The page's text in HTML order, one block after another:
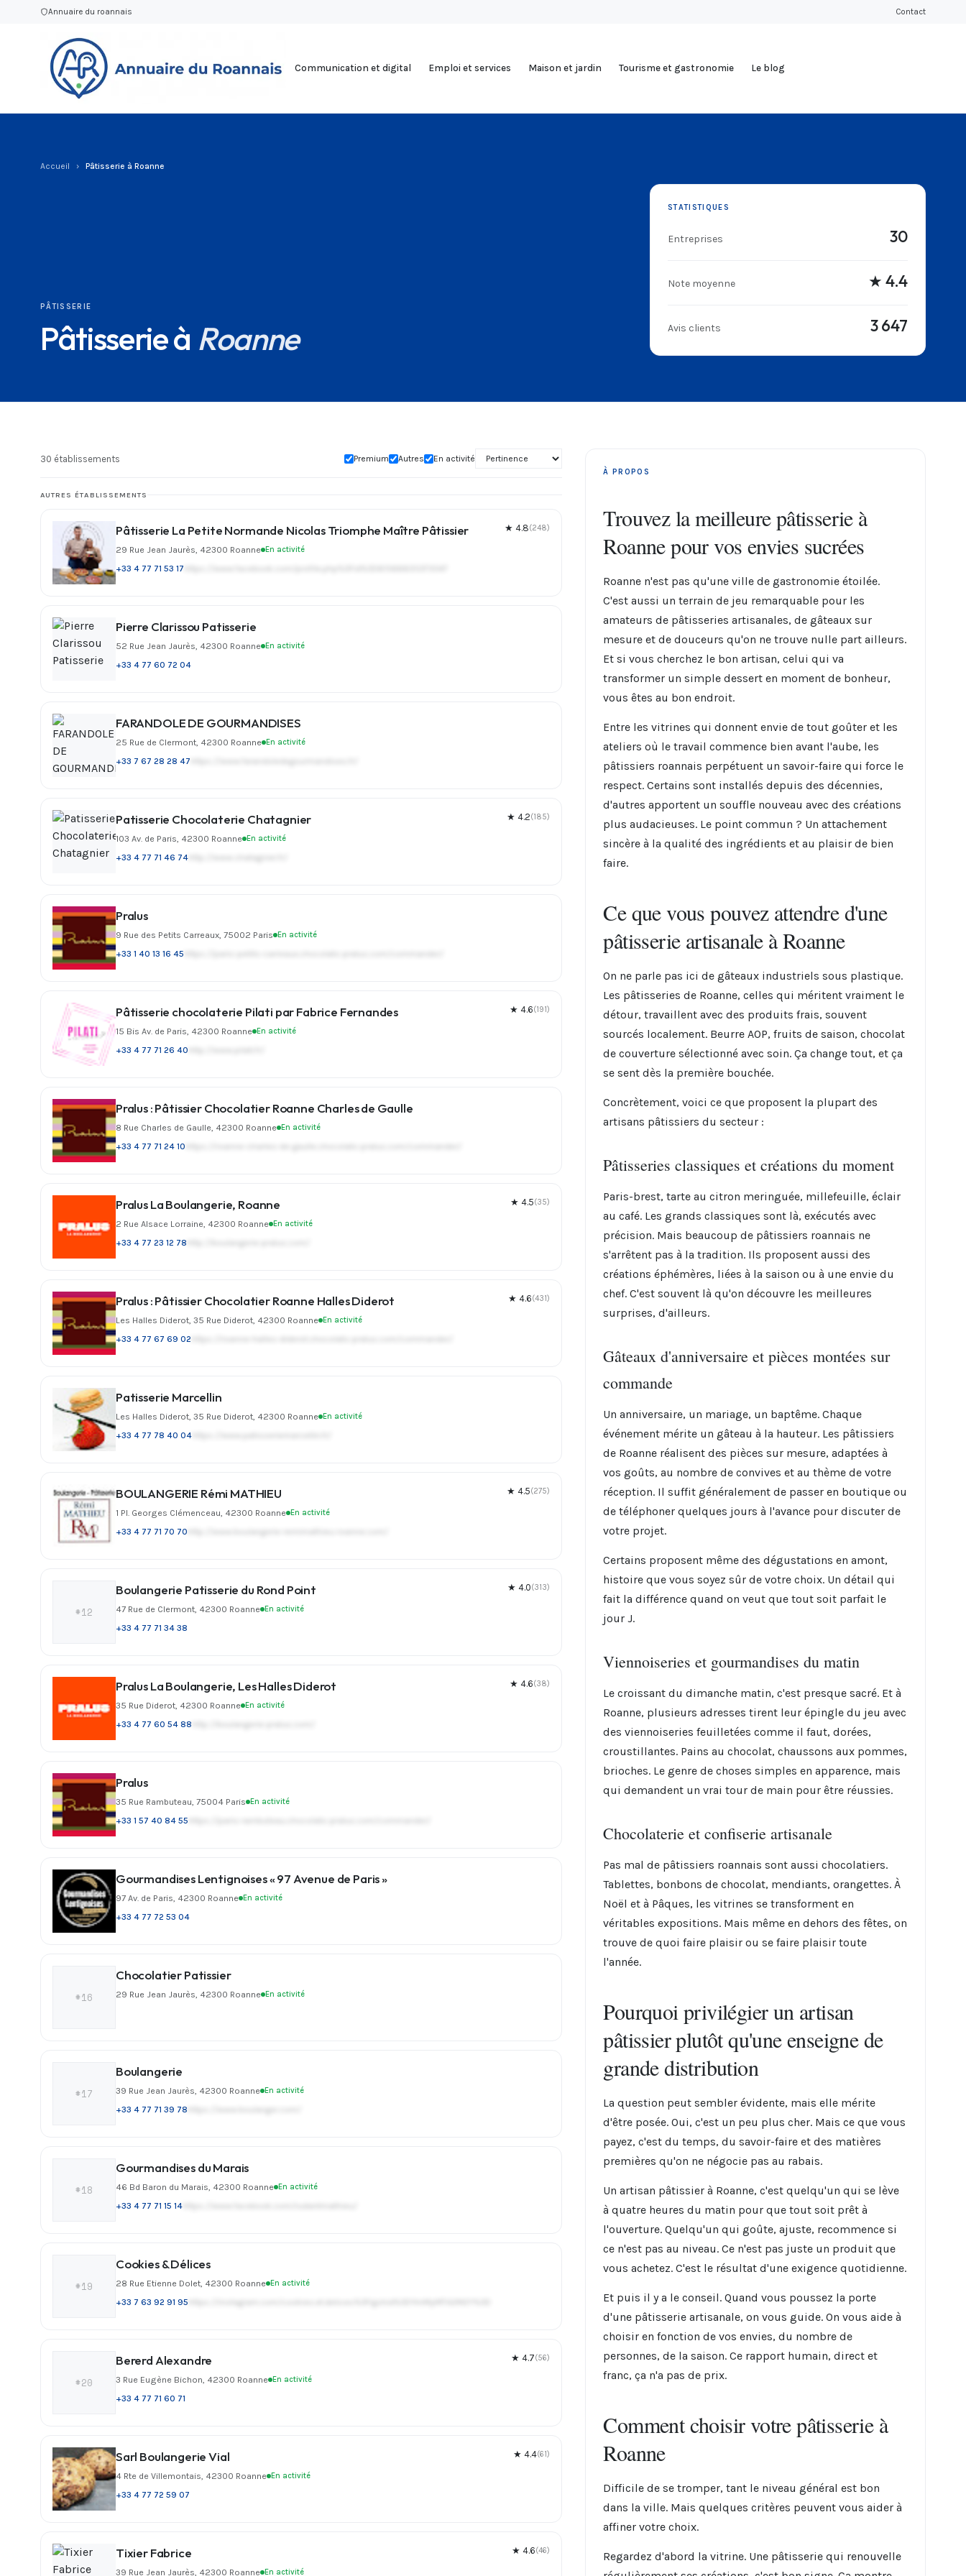
Annuaire du roannais Contact
Communication et digital Emploi et services Maison et jardin Tourisme et gastronomie Le blog
Accueil › Pâtisserie à Roanne
PÂTISSERIE
Pâtisserie à Roanne
STATISTIQUES
Entreprises 30
Note moyenne ★ 4.4
Avis clients 3 647
30 établissements Premium Autres En activité
AUTRES ÉTABLISSEMENTS
Pâtisserie La Petite Normande Nicolas Triomphe Maître Pâtissier
29 Rue Jean Jaurès, 42300 Roanne En activité
+33 4 77 71 53 17
★ 4.8(248)
Pierre Clarissou Patisserie
52 Rue Jean Jaurès, 42300 Roanne En activité
+33 4 77 60 72 04
FARANDOLE DE GOURMANDISES
25 Rue de Clermont, 42300 Roanne En activité
+33 7 67 28 28 47
Patisserie Chocolaterie Chatagnier
103 Av. de Paris, 42300 Roanne En activité
+33 4 77 71 46 74
★ 4.2(185)
Pralus
9 Rue des Petits Carreaux, 75002 Paris En activité
+33 1 40 13 16 45
Pâtisserie chocolaterie Pilati par Fabrice Fernandes
15 Bis Av. de Paris, 42300 Roanne En activité
+33 4 77 71 26 40
★ 4.6(191)
Pralus : Pâtissier Chocolatier Roanne Charles de Gaulle
8 Rue Charles de Gaulle, 42300 Roanne En activité
+33 4 77 71 24 10
Pralus La Boulangerie, Roanne
2 Rue Alsace Lorraine, 42300 Roanne En activité
+33 4 77 23 12 78
★ 4.5(35)
Pralus : Pâtissier Chocolatier Roanne Halles Diderot
Les Halles Diderot, 35 Rue Diderot, 42300 Roanne En activité
+33 4 77 67 69 02
★ 4.6(431)
Patisserie Marcellin
Les Halles Diderot, 35 Rue Diderot, 42300 Roanne En activité
+33 4 77 78 40 04
BOULANGERIE Rémi MATHIEU
1 Pl. Georges Clémenceau, 42300 Roanne En activité
+33 4 77 71 70 70
★ 4.5(275)
#12
Boulangerie Patisserie du Rond Point
47 Rue de Clermont, 42300 Roanne En activité
+33 4 77 71 34 38
★ 4.0(313)
Pralus La Boulangerie, Les Halles Diderot
35 Rue Diderot, 42300 Roanne En activité
+33 4 77 60 54 88
★ 4.6(38)
Pralus
35 Rue Rambuteau, 75004 Paris En activité
+33 1 57 40 84 55
Gourmandises Lentignoises « 97 Avenue de Paris »
97 Av. de Paris, 42300 Roanne En activité
+33 4 77 72 53 04
#16
Chocolatier Patissier
29 Rue Jean Jaurès, 42300 Roanne En activité
#17
Boulangerie
39 Rue Jean Jaurès, 42300 Roanne En activité
+33 4 77 71 39 78
#18
Gourmandises du Marais
46 Bd Baron du Marais, 42300 Roanne En activité
+33 4 77 71 15 14
#19
Cookies & Délices
28 Rue Etienne Dolet, 42300 Roanne En activité
+33 7 63 92 91 95
#20
Bererd Alexandre
3 Rue Eugène Bichon, 42300 Roanne En activité
+33 4 77 71 60 71
★ 4.7(56)
Sarl Boulangerie Vial
4 Rte de Villemontais, 42300 Roanne En activité
+33 4 77 72 59 07
★ 4.4(61)
Tixier Fabrice
39 Rue Jean Jaurès, 42300 Roanne En activité
★ 4.6(46)
À PROPOS
Trouvez la meilleure pâtisserie à
Roanne pour vos envies sucrées
Roanne n'est pas qu'une ville de gastronomie étoilée.
C'est aussi un terrain de jeu remarquable pour les
amateurs de pâtisseries artisanales, de gâteaux sur
mesure et de douceurs qu'on ne trouve nulle part ailleurs.
Et si vous cherchez le bon artisan, celui qui va
transformer un simple dessert en moment de bonheur,
vous êtes au bon endroit.
Entre les vitrines qui donnent envie de tout goûter et les
ateliers où le travail commence bien avant l'aube, les
pâtissiers roannais perpétuent un savoir-faire qui force le
respect. Certains sont installés depuis des décennies,
d'autres apportent un souffle nouveau avec des créations
plus audacieuses. Le point commun ? Un attachement
sincère à la qualité des ingrédients et au plaisir de bien
faire.
Ce que vous pouvez attendre d'une
pâtisserie artisanale à Roanne
On ne parle pas ici de gâteaux industriels sous plastique.
Les pâtisseries de Roanne, celles qui méritent vraiment le
détour, travaillent avec des produits frais, souvent
sourcés localement. Beurre AOP, fruits de saison, chocolat
de couverture sélectionné avec soin. Ça change tout, et ça
se sent dès la première bouchée.
Concrètement, voici ce que proposent la plupart des
artisans pâtissiers du secteur :
Pâtisseries classiques et créations du moment
Paris-brest, tarte au citron meringuée, millefeuille, éclair
au café. Les grands classiques sont là, exécutés avec
précision. Mais beaucoup de pâtissiers roannais ne
s'arrêtent pas à la tradition. Ils proposent aussi des
créations éphémères, liées à la saison ou à une envie du
chef. C'est souvent là qu'on découvre les meilleures
surprises, d'ailleurs.
Gâteaux d'anniversaire et pièces montées sur
commande
Un anniversaire, un mariage, un baptême. Chaque
événement mérite un gâteau à la hauteur. Les pâtissiers
de Roanne réalisent des pièces sur mesure, adaptées à
vos goûts, au nombre de convives et au thème de votre
réception. Il suffit généralement de passer en boutique ou
de téléphoner quelques jours à l'avance pour discuter de
votre projet.
Certains proposent même des dégustations en amont,
histoire que vous soyez sûr de votre choix. Un détail qui
fait la différence quand on veut que tout soit parfait le
jour J.
Viennoiseries et gourmandises du matin
Le croissant du dimanche matin, c'est presque sacré. Et à
Roanne, plusieurs adresses tirent leur épingle du jeu avec
des viennoiseries feuilletées comme il faut, dorées,
croustillantes. Pains au chocolat, chaussons aux pommes,
brioches. Le genre de choses simples en apparence, mais
qui demandent un vrai tour de main pour être réussies.
Chocolaterie et confiserie artisanale
Pas mal de pâtissiers roannais sont aussi chocolatiers.
Tablettes, bonbons de chocolat, mendiants, orangettes. À
Noël et à Pâques, les vitrines se transforment en
véritables expositions. Mais même en dehors des fêtes, on
trouve de quoi faire plaisir ou se faire plaisir toute
l'année.
Pourquoi privilégier un artisan
pâtissier plutôt qu'une enseigne de
grande distribution
La question peut sembler évidente, mais elle mérite
d'être posée. Oui, c'est un peu plus cher. Mais ce que vous
payez, c'est du temps, du savoir-faire et des matières
premières qu'on ne négocie pas au rabais.
Un artisan pâtissier à Roanne, c'est quelqu'un qui se lève
à quatre heures du matin pour que tout soit prêt à
l'ouverture. Quelqu'un qui goûte, ajuste, recommence si
ce n'est pas au niveau. Ce n'est pas juste un produit que
vous achetez. C'est le résultat d'une exigence quotidienne.
Et puis il y a le conseil. Quand vous poussez la porte
d'une pâtisserie artisanale, on vous guide. On vous aide à
choisir en fonction de vos envies, du nombre de
personnes, de la saison. Ce rapport humain, direct et
franc, ça n'a pas de prix.
Comment choisir votre pâtisserie à
Roanne
Difficile de se tromper, tant le niveau général est bon
dans la ville. Mais quelques critères peuvent vous aider à
affiner votre choix.
Regardez d'abord la vitrine. Une pâtisserie qui renouvelle